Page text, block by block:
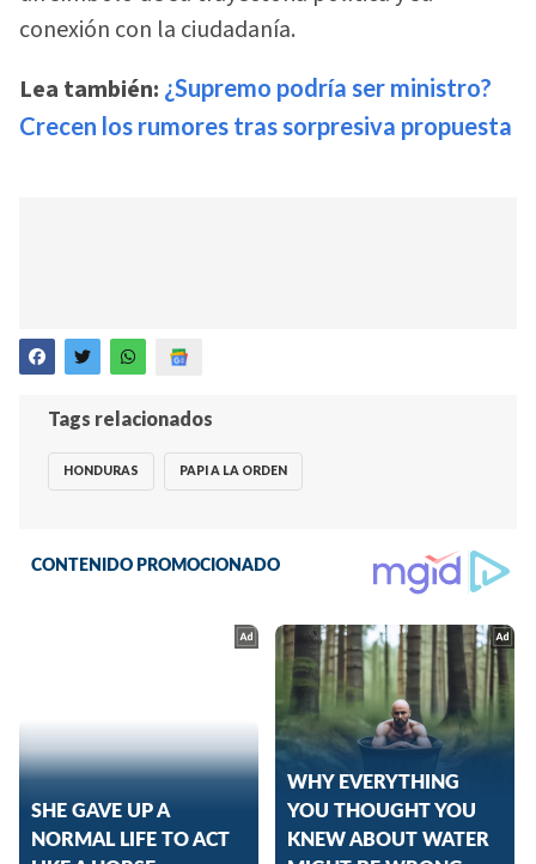
conexión con la ciudadanía.
Lea también: ¿Supremo podría ser ministro?
Crecen los rumores tras sorpresiva propuesta
Tags relacionados
HONDURAS PAPI A LA ORDEN